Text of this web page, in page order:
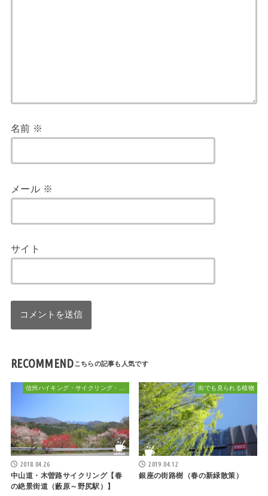
名前 ※
メール ※
サイト
RECOMMEND
信州ハイキング・サイクリング・植物散策&おでかけ
2018.04.26
中山道・木曽路サイクリング【春
の絶景街道（藪原～野尻駅）】
街でも見られる植物
2019.04.12
銀座の街路樹（春の新緑散策）